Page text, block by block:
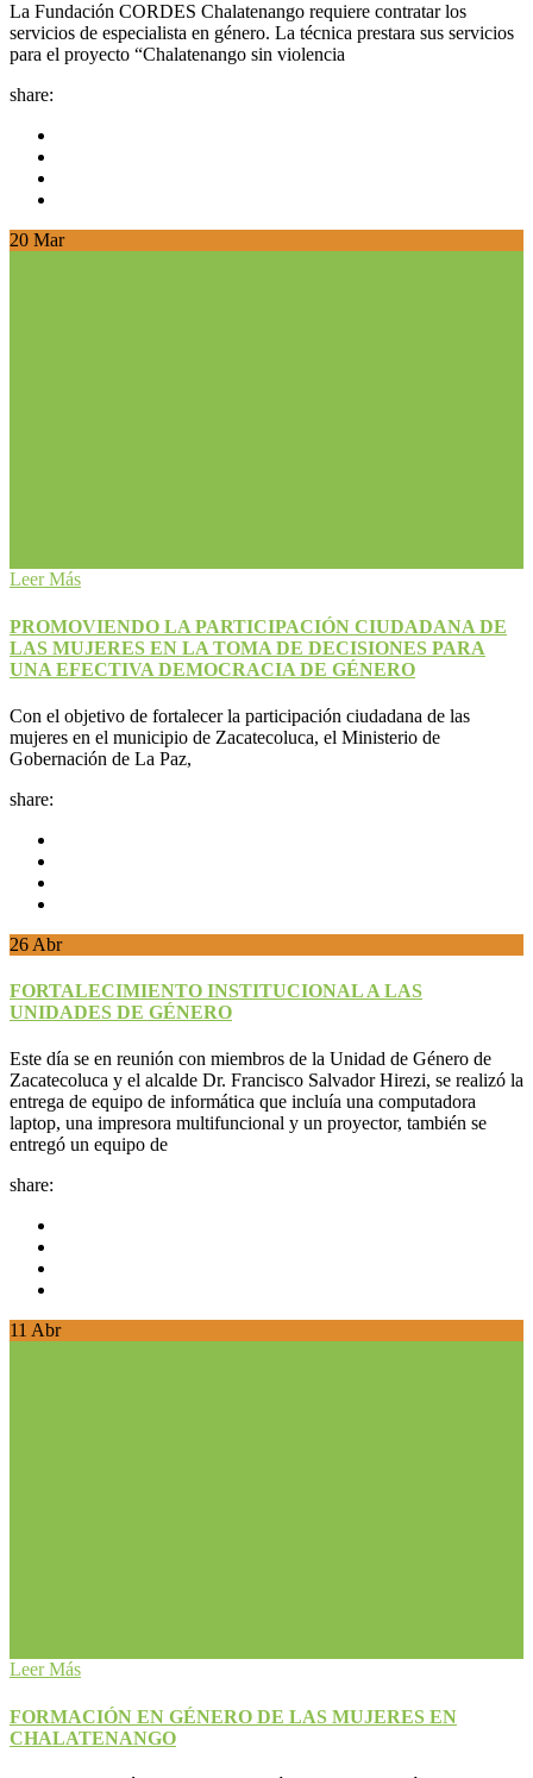
La Fundación CORDES Chalatenango requiere contratar los
servicios de especialista en género. La técnica prestara sus servicios
para el proyecto “Chalatenango sin violencia
share:
20 Mar
Leer Más
PROMOVIENDO LA PARTICIPACIÓN CIUDADANA DE
LAS MUJERES EN LA TOMA DE DECISIONES PARA
UNA EFECTIVA DEMOCRACIA DE GÉNERO
Con el objetivo de fortalecer la participación ciudadana de las
mujeres en el municipio de Zacatecoluca, el Ministerio de
Gobernación de La Paz,
share:
26 Abr
FORTALECIMIENTO INSTITUCIONAL A LAS
UNIDADES DE GÉNERO
Este día se en reunión con miembros de la Unidad de Género de
Zacatecoluca y el alcalde Dr. Francisco Salvador Hirezi, se realizó la
entrega de equipo de informática que incluía una computadora
laptop, una impresora multifuncional y un proyector, también se
entregó un equipo de
share:
11 Abr
Leer Más
FORMACIÓN EN GÉNERO DE LAS MUJERES EN
CHALATENANGO